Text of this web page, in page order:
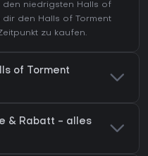
den niedrigsten Halls of
dir den Halls of Torment
zu kaufen.
of Torment
& Rabatt - alles